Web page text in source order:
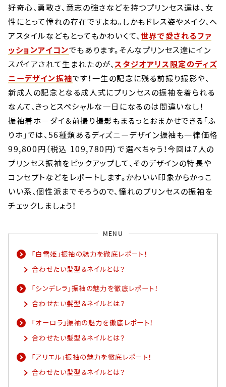
好奇心、勇敢さ、意志の強さなどを持つプリンセス達は、女
性にとって憧れの存在ですよね。しかもドレス姿やメイク、ヘ
アスタイルなどもとってもかわいくて、 世界で愛されるファ
ッションアイコンでもあります。そんなプリンセス達にイン
スパイアされて生まれたのが、 スタジオアリス限定のディズ
ニーデザイン振袖です！一生の記念に残る前撮り撮影や、
新成人の記念となる成人式にプリンセスの振袖を着られる
なんて、きっとスペシャルな一日になるのは間違いなし！
振袖着ホーダイ＆前撮り撮影もまるっとおまかせできる「ふ
りホ」では、56種類あるディズニーデザイン振袖も一律価格
99,800円（税込 109,780円）で選べちゃう！今回は7人の
プリンセス振袖をピックアップして、そのデザインの特長や
コンセプトなどをレポートします。かわいい印象からかっこ
いい系、個性派までそろうので、憧れのプリンセスの振袖を
チェックしましょう！
MENU
「白雪姫」振袖の魅力を徹底レポート！​
合わせたい髪型＆ネイルとは？​
「シンデレラ」振袖の魅力を徹底レポート！​
合わせたい髪型＆ネイルとは？​
「オーロラ」振袖の魅力を徹底レポート！​
合わせたい髪型＆ネイルとは？​
「アリエル」振袖の魅力を徹底レポート！​
合わせたい髪型＆ネイルとは？​